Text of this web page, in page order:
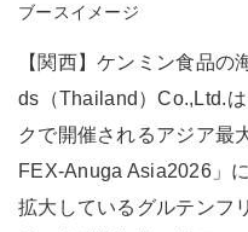
ブースイメージ
【関西】ケンミン食品
ds（Thailand）Co.,Ltd.
クで開催されるアジア最
FEX-Anuga Asia2026」
拡大しているグルテンフ